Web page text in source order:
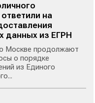
на
данных из ЕГРН
Москве продолжают
о порядке
из Единого